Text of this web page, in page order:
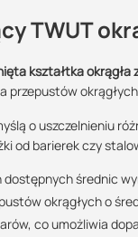
TWUT
kształtka okrągła
przepustów
o uszczelnieniu
od barierek czy
średnic
okrągłych o
co umożliwia
profesjonalną
Przekrój:
okrągły
Podlega
tak